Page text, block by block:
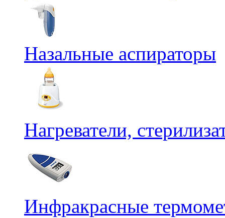
Назальные аспираторы
Нагреватели,
Инфракрасные